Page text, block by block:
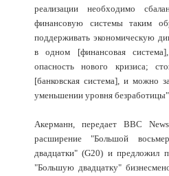
реализации необходимо
финансовую системы таким
поддерживать экономическую
в одном [финансовая
опасность нового кризиса;
[банковская система], и можно
уменьшении уровня
Акерманн, передает BBC
расширение "Большой
двадцатки" (G20) и предложил
"Большую двадцатку"